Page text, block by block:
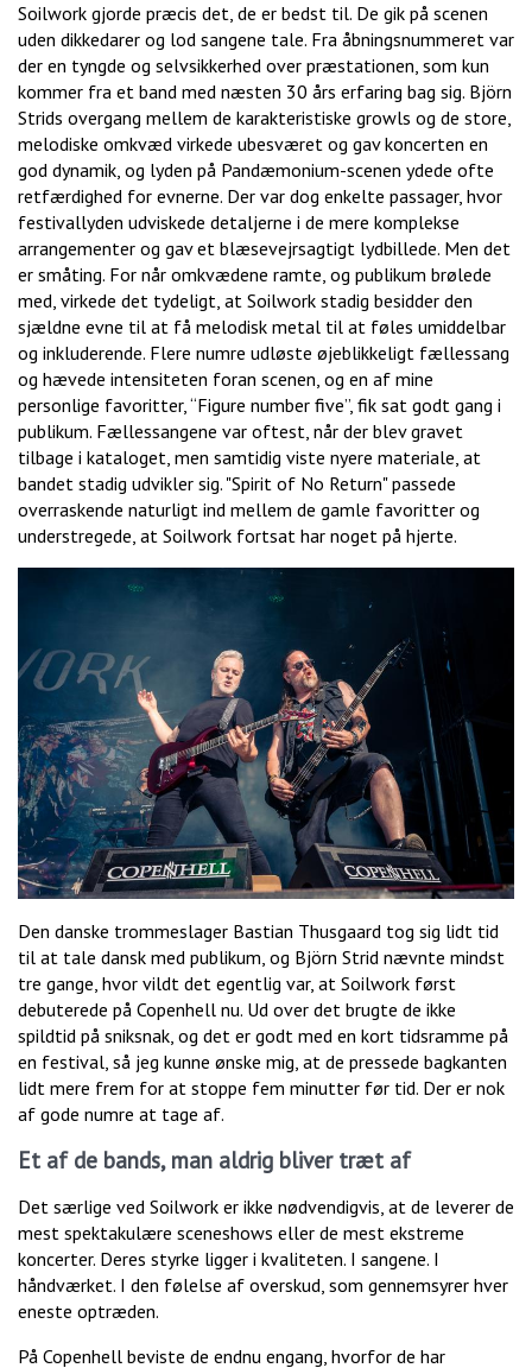
Soilwork gjorde præcis det, de er bedst til. De gik på scenen
uden dikkedarer og lod sangene tale. Fra åbningsnummeret var
der en tyngde og selvsikkerhed over præstationen, som kun
kommer fra et band med næsten 30 års erfaring bag sig. Björn
Strids overgang mellem de karakteristiske growls og de store,
melodiske omkvæd virkede ubesværet og gav koncerten en
god dynamik, og lyden på Pandæmonium-scenen ydede ofte
retfærdighed for evnerne. Der var dog enkelte passager, hvor
festivallyden udviskede detaljerne i de mere komplekse
arrangementer og gav et blæsevejrsagtigt lydbillede. Men det
er småting. For når omkvædene ramte, og publikum brølede
med, virkede det tydeligt, at Soilwork stadig besidder den
sjældne evne til at få melodisk metal til at føles umiddelbar
og inkluderende. Flere numre udløste øjeblikkeligt fællessang
og hævede intensiteten foran scenen, og en af mine
personlige favoritter, “Figure number five”, fik sat godt gang i
publikum. Fællessangene var oftest, når der blev gravet
tilbage i kataloget, men samtidig viste nyere materiale, at
bandet stadig udvikler sig. "Spirit of No Return" passede
overraskende naturligt ind mellem de gamle favoritter og
understregede, at Soilwork fortsat har noget på hjerte.
Den danske trommeslager Bastian Thusgaard tog sig lidt tid
til at tale dansk med publikum, og Björn Strid nævnte mindst
tre gange, hvor vildt det egentlig var, at Soilwork først
debuterede på Copenhell nu. Ud over det brugte de ikke
spildtid på sniksnak, og det er godt med en kort tidsramme på
en festival, så jeg kunne ønske mig, at de pressede bagkanten
lidt mere frem for at stoppe fem minutter før tid. Der er nok
af gode numre at tage af.
Et af de bands, man aldrig bliver træt af
Det særlige ved Soilwork er ikke nødvendigvis, at de leverer de
mest spektakulære sceneshows eller de mest ekstreme
koncerter. Deres styrke ligger i kvaliteten. I sangene. I
håndværket. I den følelse af overskud, som gennemsyrer hver
eneste optræden.
På Copenhell beviste de endnu engang, hvorfor de har